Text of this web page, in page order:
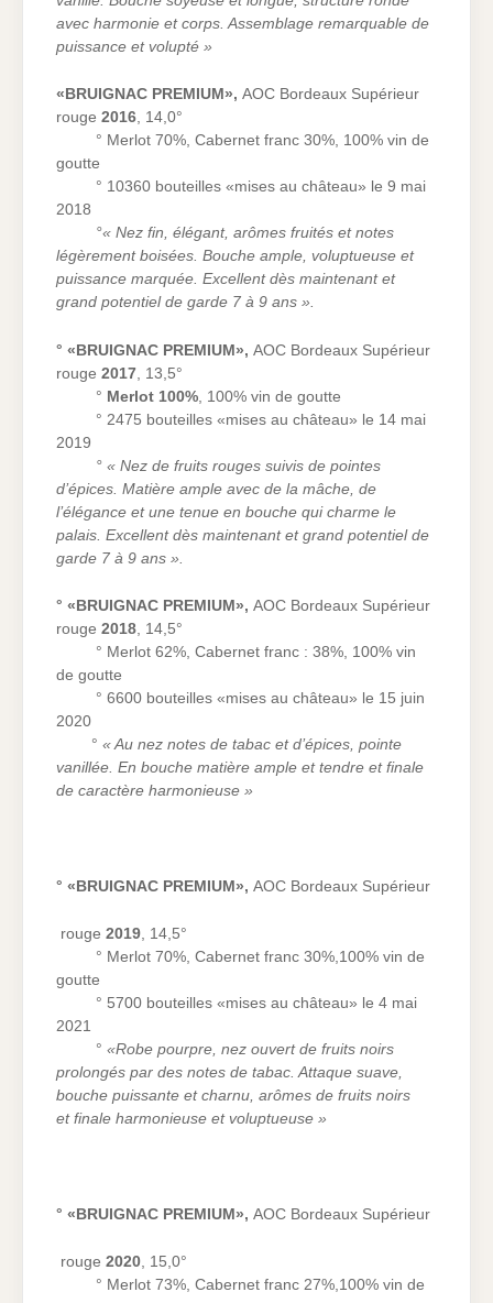
avec harmonie et corps. Assemblage remarquable de
puissance et volupté »
«BRUIGNAC PREMIUM», AOC Bordeaux Supérieur
rouge 2016, 14,0°
° Merlot 70%, Cabernet franc 30%, 100% vin de
goutte
° 10360 bouteilles «mises au château» le 9 mai
2018
°« Nez fin, élégant, arômes fruités et notes
légèrement boisées. Bouche ample, voluptueuse et
puissance marquée. Excellent dès maintenant et
grand potentiel de garde 7 à 9 ans ».
° «BRUIGNAC PREMIUM», AOC Bordeaux Supérieur
rouge 2017 , 13,5°
° Merlot 100% , 100% vin de goutte
° 2475 bouteilles «mises au château» le 14 mai
2019
° « Nez de fruits rouges suivis de pointes
d’épices. Matière ample avec de la mâche, de
l’élégance et une tenue en bouche qui charme le
palais. Excellent dès maintenant et grand potentiel de
garde 7 à 9 ans ».
° «BRUIGNAC PREMIUM», AOC Bordeaux Supérieur
rouge 2018 , 14,5°
° Merlot 62%, Cabernet franc : 38%, 100% vin
de goutte
° 6600 bouteilles «mises au château» le 15 juin
2020
° « Au nez notes de tabac et d’épices, pointe
vanillée. En bouche matière ample et tendre et finale
de caractère harmonieuse »
° «BRUIGNAC PREMIUM», AOC Bordeaux Supérieur
rouge 2019, 14,5°
° Merlot 70%, Cabernet franc 30%,100% vin de
goutte
° 5700 bouteilles «mises au château» le 4 mai
2021
° «Robe pourpre, nez ouvert de fruits noirs
prolongés par des notes de tabac. Attaque suave,
bouche puissante et charnu, arômes de fruits noirs
et finale harmonieuse et voluptueuse »
° «BRUIGNAC PREMIUM», AOC Bordeaux Supérieur
rouge 2020, 15,0°
° Merlot 73%, Cabernet franc 27%,100% vin de